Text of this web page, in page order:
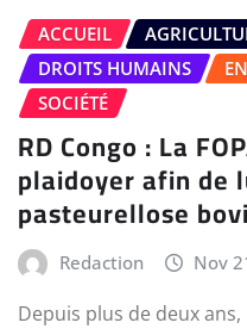
ACCUEIL
DROITS HUMAINS
SOCIÉTÉ
RD Congo : La
plaidoyer afin de
pasteurellose
Redaction Nov
Depuis plus de deux